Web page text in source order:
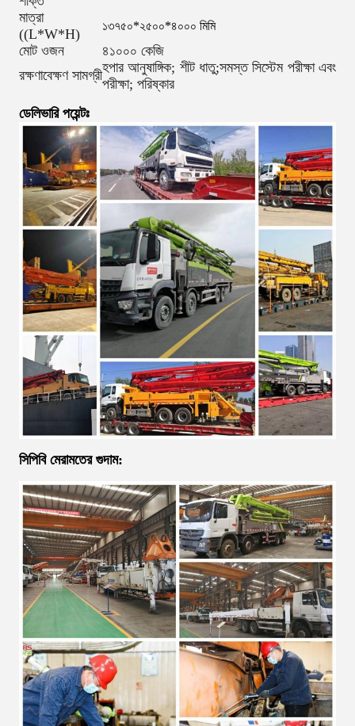
মাত্রা
((L*W*H)
১৩৭৫০*২৫০০*৪০০০ মিমি
মোট ওজন
৪১০০০ কেজি
রক্ষণাবেক্ষণ সামগ্রীহপার আনুষাঙ্গিক; শীট ধাতু;সমস্ত সিস্টেম পরীক্ষা এবং
পরীক্ষা; পরিষ্কার
ডেলিভারি পয়েন্টঃ
সিপিবি মেরামতের গুদাম: